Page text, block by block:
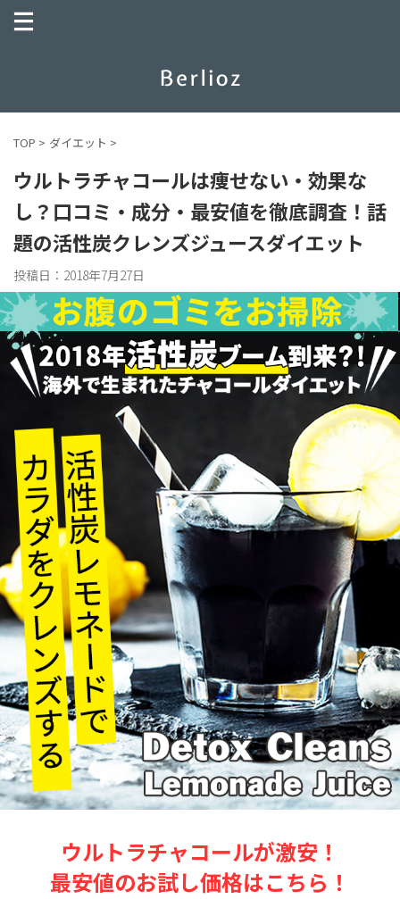
TOP > ダイエット >
ウルトラチャコールは痩せない・効果な
し？口コミ・成分・最安値を徹底調査！話
題の活性炭クレンズジュースダイエット
投稿日： 2018年7月27日
ウルトラチャコールが激安！
最安値のお試し価格はこちら！